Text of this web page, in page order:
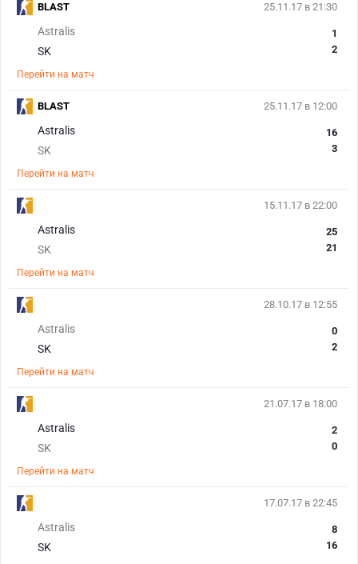
25.11.17 в 21:30
Astralis
SK
1
2
Перейти на матч
BLAST
25.11.17 в 12:00
Astralis
SK
16
3
Перейти на матч
BLAST
15.11.17 в 22:00
Astralis
SK
25
21
Перейти на матч
28.10.17 в 12:55
Astralis
SK
0
2
Перейти на матч
21.07.17 в 18:00
Astralis
SK
2
0
Перейти на матч
17.07.17 в 22:45
Astralis
SK
8
16